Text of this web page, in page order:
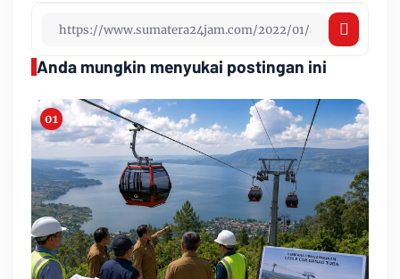
Anda mungkin menyukai postingan ini